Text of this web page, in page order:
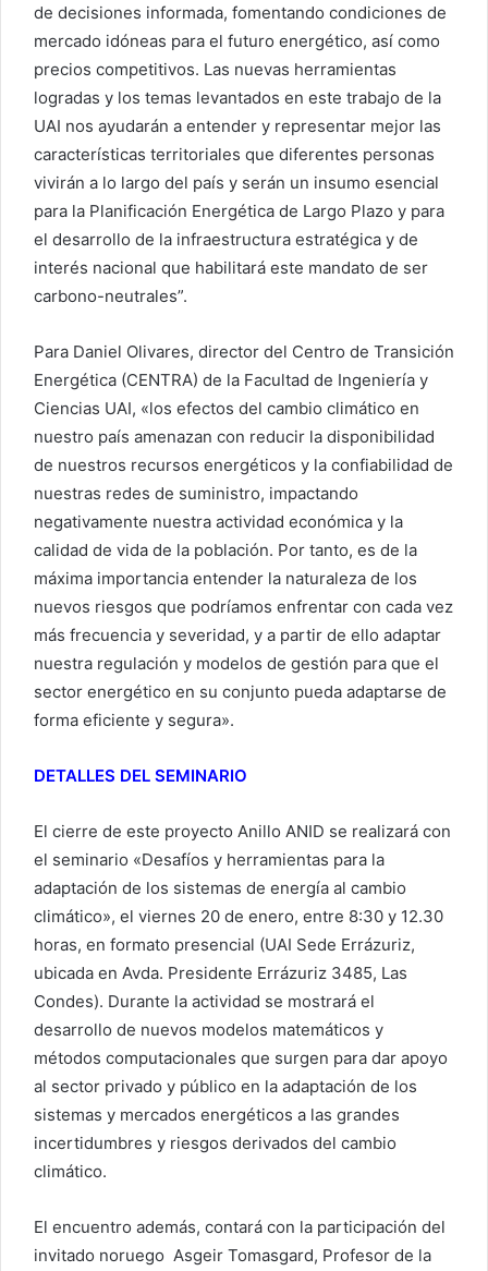
de decisiones informada, fomentando condiciones de
mercado idóneas para el futuro energético, así como
precios competitivos. Las nuevas herramientas
logradas y los temas levantados en este trabajo de la
UAI nos ayudarán a entender y representar mejor las
características territoriales que diferentes personas
vivirán a lo largo del país y serán un insumo esencial
para la Planificación Energética de Largo Plazo y para
el desarrollo de la infraestructura estratégica y de
interés nacional que habilitará este mandato de ser
carbono-neutrales”.
Para Daniel Olivares, director del Centro de Transición
Energética (CENTRA) de la Facultad de Ingeniería y
Ciencias UAI, «los efectos del cambio climático en
nuestro país amenazan con reducir la disponibilidad
de nuestros recursos energéticos y la confiabilidad de
nuestras redes de suministro, impactando
negativamente nuestra actividad económica y la
calidad de vida de la población. Por tanto, es de la
máxima importancia entender la naturaleza de los
nuevos riesgos que podríamos enfrentar con cada vez
más frecuencia y severidad, y a partir de ello adaptar
nuestra regulación y modelos de gestión para que el
sector energético en su conjunto pueda adaptarse de
forma eficiente y segura».
DETALLES DEL SEMINARIO
El cierre de este proyecto Anillo ANID se realizará con
el seminario «Desafíos y herramientas para la
adaptación de los sistemas de energía al cambio
climático», el viernes 20 de enero, entre 8:30 y 12.30
horas, en formato presencial (UAI Sede Errázuriz,
ubicada en Avda. Presidente Errázuriz 3485, Las
Condes). Durante la actividad se mostrará el
desarrollo de nuevos modelos matemáticos y
métodos computacionales que surgen para dar apoyo
al sector privado y público en la adaptación de los
sistemas y mercados energéticos a las grandes
incertidumbres y riesgos derivados del cambio
climático.
El encuentro además, contará con la participación del
invitado noruego Asgeir Tomasgard, Profesor de la